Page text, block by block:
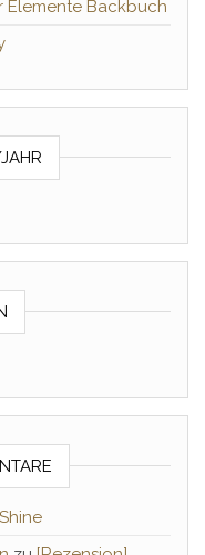
Elemente Backbuch